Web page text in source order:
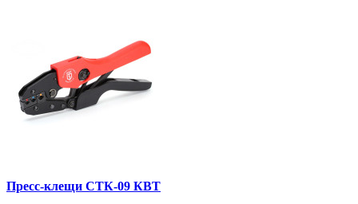
Пресс-клещи СТК-09 КВТ